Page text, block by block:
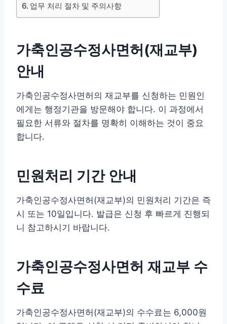
업무 처리 절차 및 주의사항
가축인공수정사면허(재교부)
안내
가축인공수정사면허의 재교부를 신청하는 민원인
에게는 행정기관을 방문해야 합니다. 이 과정에서
필요한 서류와 절차를 명확히 이해하는 것이 중요
합니다.
민원처리 기간 안내
가축인공수정사면허(재교부)의 민원처리 기간은 즉
시 또는 10일입니다. 발급은 신청 후 빠르게 진행되
니 참고하시기 바랍니다.
가축인공수정사면허 재교부 수
수료
가축인공수정사면허(재교부)의 수수료는 6,000원